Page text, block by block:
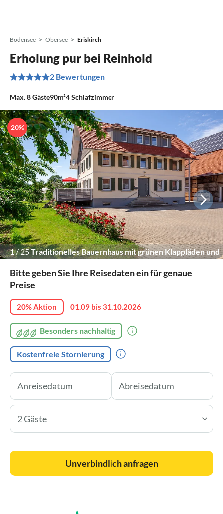
Bodensee Obersee Eriskirch
Erholung pur bei Reinhold
2 Bewertungen
Max.8Gäste90m²4Schlafzimmer
1/25Traditionelles Bauernhaus mit grünen Klappläden und
20%
Bitte geben Sie Ihre Reisedaten ein für genaue
Preise
20% Aktion 01.09 bis 31.10.2026
Besonders nachhaltig
Kostenfreie Stornierung
2 Gäste
Unverbindlich anfragen